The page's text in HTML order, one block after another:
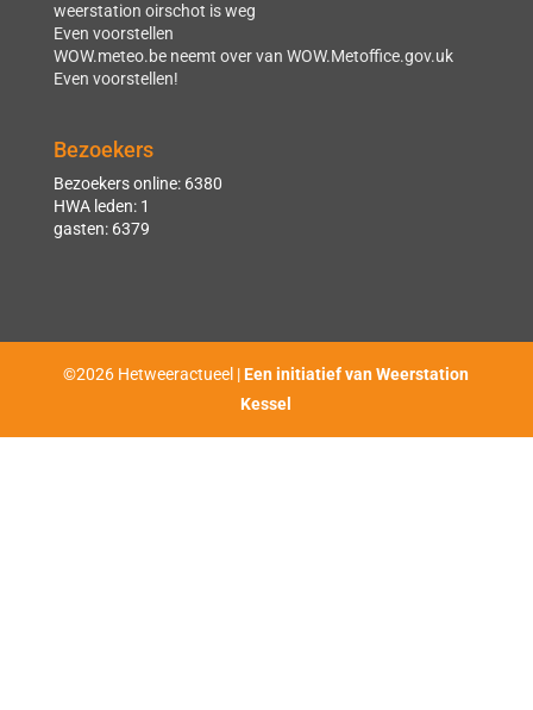
weerstation oirschot is weg
Even voorstellen
WOW.meteo.be neemt over van WOW.Metoffice.gov.uk
Even voorstellen!
Bezoekers
Bezoekers online: 6380
HWA leden: 1
gasten: 6379
©2026 Hetweeractueel |Een initiatief van Weerstation
Kessel